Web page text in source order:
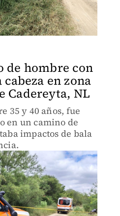
de hombre con
en zona
Cadereyta, NL
35 y 40 años, fue
en un camino de
impactos de bala